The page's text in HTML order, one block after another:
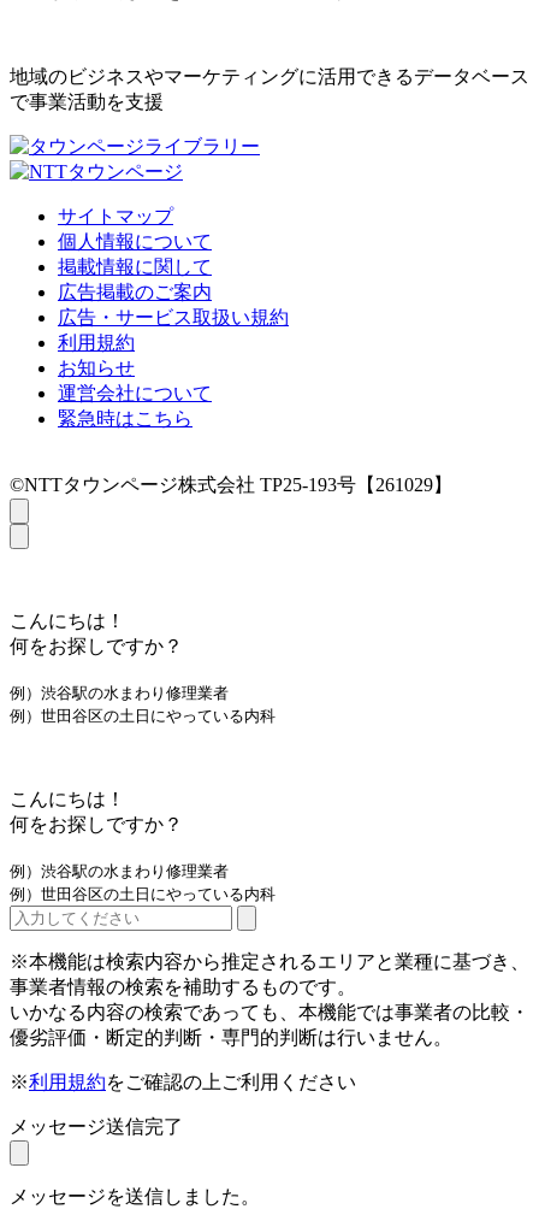
地域のビジネスやマーケティングに活用できるデータベース
で事業活動を支援
サイトマップ
個人情報について
掲載情報に関して
広告掲載のご案内
広告・サービス取扱い規約
利用規約
お知らせ
運営会社について
緊急時はこちら
©NTTタウンページ株式会社 TP25-193号【261029】
こんにちは！
何をお探しですか？
例）渋谷駅の水まわり修理業者
例）世田谷区の土日にやっている内科
こんにちは！
何をお探しですか？
例）渋谷駅の水まわり修理業者
例）世田谷区の土日にやっている内科
※本機能は検索内容から推定されるエリアと業種に基づき、
事業者情報の検索を補助するものです。
いかなる内容の検索であっても、本機能では事業者の比較・
優劣評価・断定的判断・専門的判断は行いません。
※利用規約をご確認の上ご利用ください
メッセージ送信完了
メッセージを送信しました。